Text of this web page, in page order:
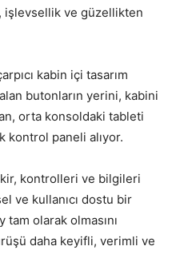
işlevsellik ve güzellikten
kabin içi tasarım
butonların yerini, kabini
orta konsoldaki tableti
kontrol paneli alıyor.
kontrolleri ve bilgileri
ve kullanıcı dostu bir
olarak olmasını
daha keyifli, verimli ve